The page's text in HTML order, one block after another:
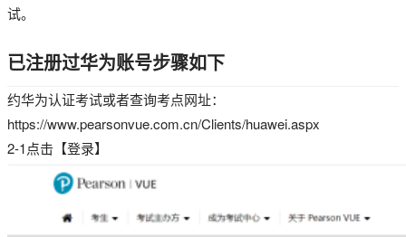
试。
已注册过华为账号步骤如下
约华为认证考试或者查询考点网址：
https://www.pearsonvue.com.cn/Clients/huawei.aspx
2-1点击【登录】